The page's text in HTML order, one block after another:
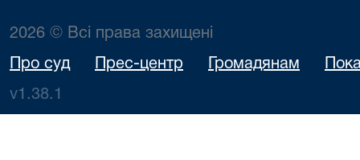
2026 © Всі права захищені
Про суд Прес-центр Громадянам
v1.38.1